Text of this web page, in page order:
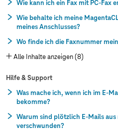
Wie kann ich ein Fax mit PC-Fax
Wie behalte ich meine
meines Anschlusses?
Wo finde ich die Faxnummer
Alle Inhalte anzeigen (8)
Hilfe & Support
Was mache ich, wenn ich im E-
bekomme?
Warum sind plötzlich E-Mails
verschwunden?